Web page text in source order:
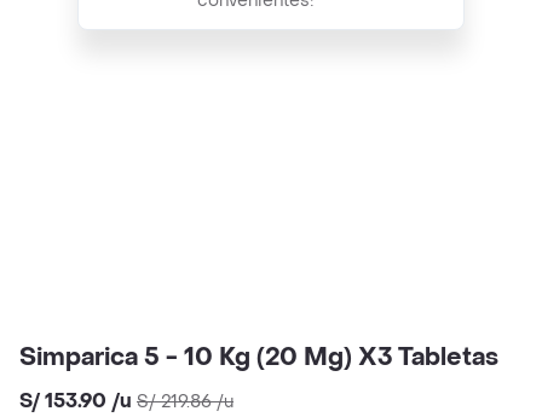
Simparica 5 - 10 Kg (20 Mg) X3 Tabletas
S/ 153.90 /u S/ 219.86/u